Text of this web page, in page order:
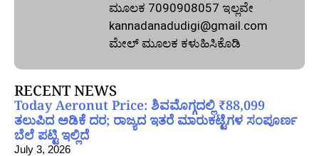
ಮೂಲಕ 7090908057 ಇಲ್ಲವೇ
kannadanadudigi@gmail.com
ಮೇಲ್‌ ಮೂಲಕ ಕಳುಹಿಸಿಕೊಡಿ
RECENT NEWS
Today Aeronut Price: ಶಿವಮೊಗ್ಗದಲ್ಲಿ ₹88,099
ತಲುಪಿದ ಅಡಿಕೆ ದರ; ರಾಜ್ಯದ ಇತರೆ ಮಾರುಕಟ್ಟೆಗಳ ಸಂಪೂರ್ಣ
ಬೆಲೆ ಪಟ್ಟಿ ಇಲ್ಲಿದೆ
July 3, 2026